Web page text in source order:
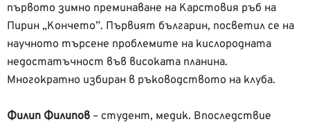
първото зимно преминаване на Карстовия ръб на
Пирин „Кончето”. Първият българин, посветил се на
научното търсене проблемите на кислородната
недостатъчност във високата планина.
Многократно избиран в ръководството на клуба.
Филип Филипов – студент, медик. Впоследствие